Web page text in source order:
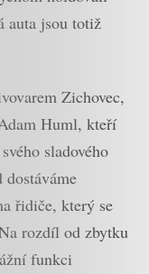
auta jsou totiž
Zichovec,
Huml, kteří
sladového
řidiče, který se
rozdíl od zbytku
funkci